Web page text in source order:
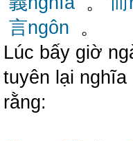
言ngôn 。
Lúc bấy giờ
tuyên lại
rằng: